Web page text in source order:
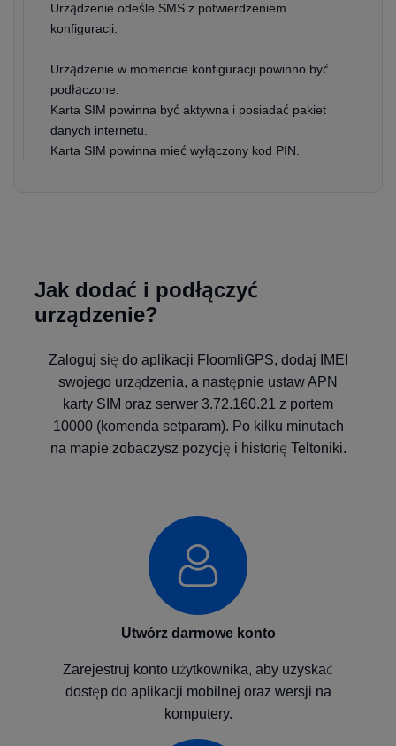
Urządzenie odeśle SMS z potwierdzeniem
konfiguracji.
Urządzenie w momencie konfiguracji powinno być
podłączone.
Karta SIM powinna być aktywna i posiadać pakiet
danych internetu.
Karta SIM powinna mieć wyłączony kod PIN.
Jak dodać i podłączyć
urządzenie?
Zaloguj się do aplikacji FloomliGPS, dodaj IMEI
swojego urządzenia, a następnie ustaw APN
karty SIM oraz serwer 3.72.160.21 z portem
10000 (komenda setparam). Po kilku minutach
na mapie zobaczysz pozycję i historię Teltoniki.
Utwórz darmowe konto
Zarejestruj konto użytkownika, aby uzyskać
dostęp do aplikacji mobilnej oraz wersji na
komputery.